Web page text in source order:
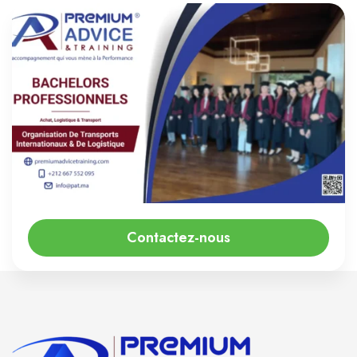
Etude de dossier préalable
Contactez-nous